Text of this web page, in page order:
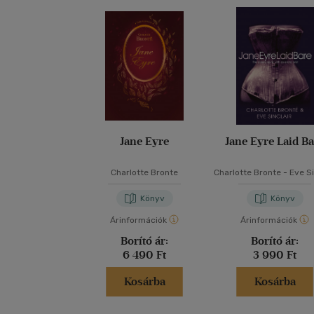
Jane Eyre
Charlotte Bronte
Könyv
Árinformációk
Borító ár:
6 490 Ft
Kosárba
Jane Eyre Laid
Charlotte Bronte- Eve
Könyv
Árinformációk
Borító ár:
3 990 Ft
Kosárba